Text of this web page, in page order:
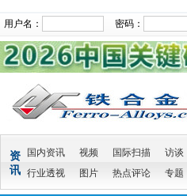
用户名： 密码：
资
讯
国内资讯 视频 国际扫描
访谈
行业透视
图片 热点评论 专题